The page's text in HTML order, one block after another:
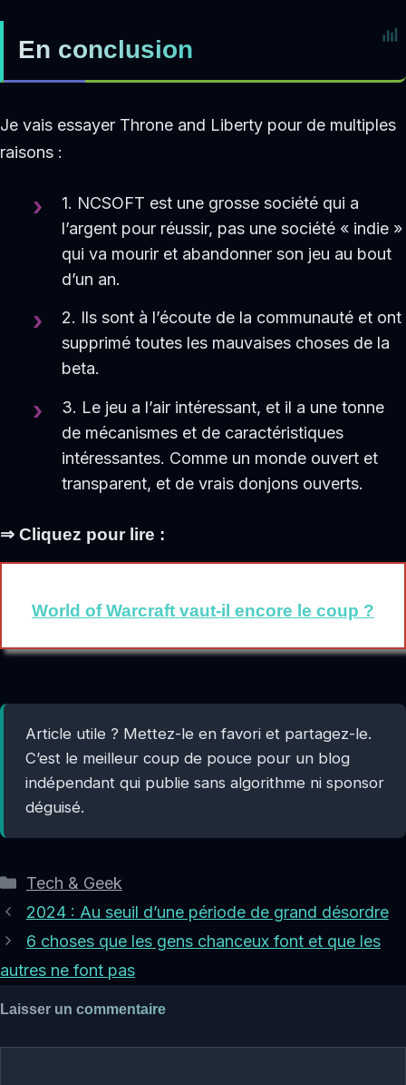
En conclusion
Je vais essayer Throne and Liberty pour de multiples
raisons :
1. NCSOFT est une grosse société qui a
l’argent pour réussir, pas une société « indie »
qui va mourir et abandonner son jeu au bout
d’un an.
2. Ils sont à l’écoute de la communauté et ont
supprimé toutes les mauvaises choses de la
beta.
3. Le jeu a l’air intéressant, et il a une tonne
de mécanismes et de caractéristiques
intéressantes. Comme un monde ouvert et
transparent, et de vrais donjons ouverts.
⇒ Cliquez pour lire :
World of Warcraft vaut-il encore le coup ?
Article utile ? Mettez-le en favori et partagez-le.
C’est le meilleur coup de pouce pour un blog
indépendant qui publie sans algorithme ni sponsor
déguisé.
Catégories
Tech & Geek
2024 : Au seuil d’une période de grand désordre
6 choses que les gens chanceux font et que les
autres ne font pas
Laisser un commentaire